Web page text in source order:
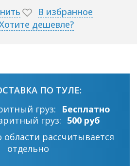
В избранное
дешевле?
ПО ТУЛЕ:
груз:
Бесплатно
груз: 500 руб
рассчитывается
отдельно